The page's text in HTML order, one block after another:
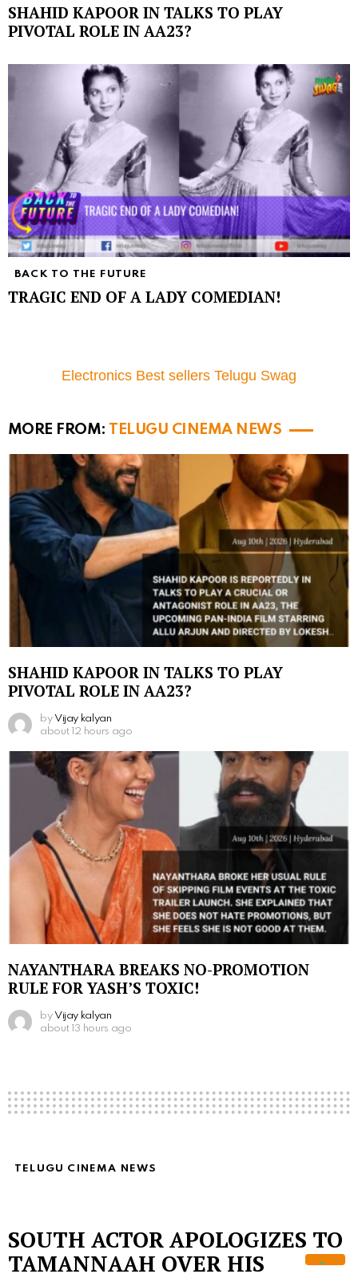
SHAHID KAPOOR IN TALKS TO PLAY
PIVOTAL ROLE IN AA23?
BACK TO THE FUTURE
TRAGIC END OF A LADY COMEDIAN!
Electronics Best sellers Telugu Swag
MORE FROM: TELUGU CINEMA NEWS
SHAHID KAPOOR IN TALKS TO PLAY
PIVOTAL ROLE IN AA23?
by Vijay kalyan
about 12 hours ago
NAYANTHARA BREAKS NO-PROMOTION
RULE FOR YASH’S TOXIC!
by Vijay kalyan
about 13 hours ago
TELUGU CINEMA NEWS
SOUTH ACTOR APOLOGIZES TO
TAMANNAAH OVER HIS